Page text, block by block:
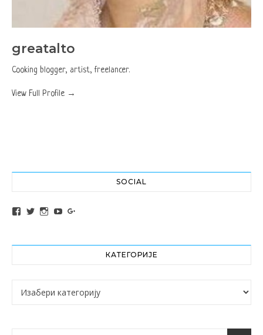
greatalto
Cooking blogger, artist, freelancer.
View Full Profile →
SOCIAL
View altochef’s profile on Facebook
View jovancica73’s profile on Twitter
View jovancica73’s profile on Instagram
View jovancica73’s profile on YouTube
КАТЕГОРИЈЕ
Категорије